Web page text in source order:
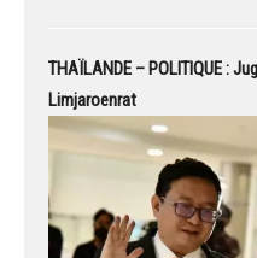
THAÏLANDE – POLITIQUE :
Limjaroenrat